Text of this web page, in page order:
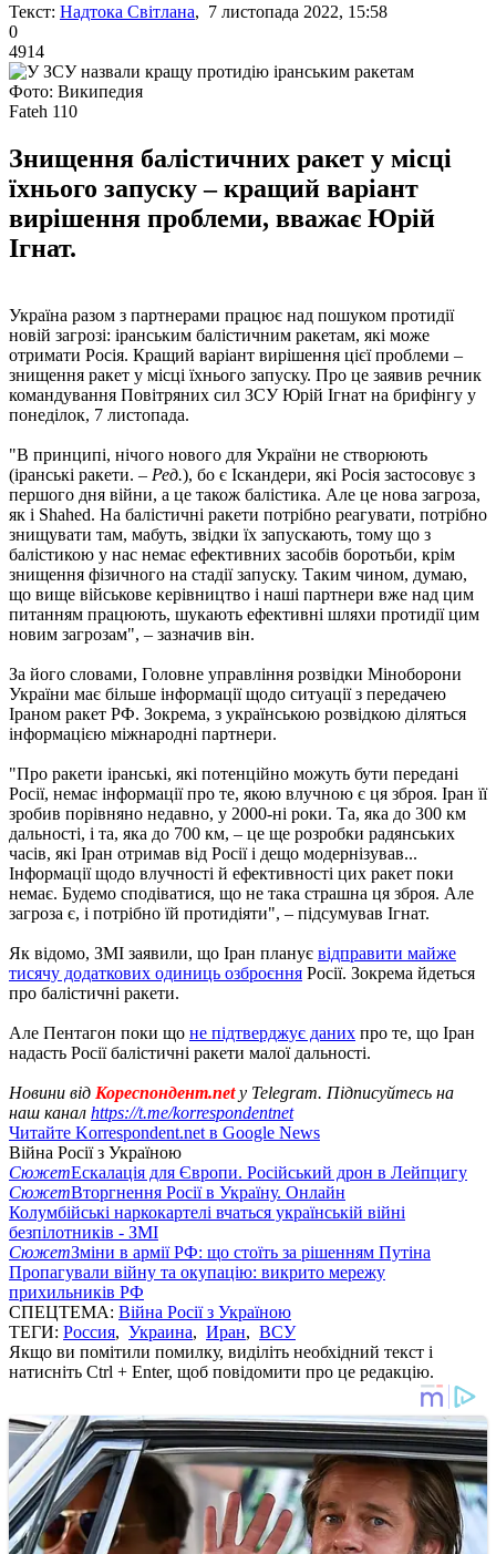
Текст: Надтока Світлана, 7 листопада 2022, 15:58
0
4914
Фото: Википедия
Fateh 110
Знищення балістичних ракет у місці
їхнього запуску – кращий варіант
вирішення проблеми, вважає Юрій
Ігнат.
Україна разом з партнерами працює над пошуком протидії
новій загрозі: іранським балістичним ракетам, які може
отримати Росія. Кращий варіант вирішення цієї проблеми –
знищення ракет у місці їхнього запуску. Про це заявив речник
командування Повітряних сил ЗСУ Юрій Ігнат на брифінгу у
понеділок, 7 листопада.
"В принципі, нічого нового для України не створюють
(іранські ракети. – Ред.), бо є Іскандери, які Росія застосовує з
першого дня війни, а це також балістика. Але це нова загроза,
як і Shahed. На балістичні ракети потрібно реагувати, потрібно
знищувати там, мабуть, звідки їх запускають, тому що з
балістикою у нас немає ефективних засобів боротьби, крім
знищення фізичного на стадії запуску. Таким чином, думаю,
що вище військове керівництво і наші партнери вже над цим
питанням працюють, шукають ефективні шляхи протидії цим
новим загрозам", – зазначив він.
За його словами, Головне управління розвідки Міноборони
України має більше інформації щодо ситуації з передачею
Іраном ракет РФ. Зокрема, з українською розвідкою діляться
інформацією міжнародні партнери.
"Про ракети іранські, які потенційно можуть бути передані
Росії, немає інформації про те, якою влучною є ця зброя. Іран її
зробив порівняно недавно, у 2000-ні роки. Та, яка до 300 км
дальності, і та, яка до 700 км, – це ще розробки радянських
часів, які Іран отримав від Росії і дещо модернізував...
Інформації щодо влучності й ефективності цих ракет поки
немає. Будемо сподіватися, що не така страшна ця зброя. Але
загроза є, і потрібно їй протидіяти", – підсумував Ігнат.
Як відомо, ЗМІ заявили, що Іран планує відправити майже
тисячу додаткових одиниць озброєння Росії. Зокрема йдеться
про балістичні ракети.
Але Пентагон поки що не підтверджує даних про те, що Іран
надасть Росії балістичні ракети малої дальності.
Новини від Кореспондент.netу Telegram. Підписуйтесь на
наш канал https://t.me/korrespondentnet
Читайте Korrespondent.net в Google News
Війна Росії з Україною
СюжетЕскалація для Європи. Російський дрон в Лейпцигу
СюжетВторгнення Росії в Україну. Онлайн
Колумбійські наркокартелі вчаться українській війні
безпілотників - ЗМІ
СюжетЗміни в армії РФ: що стоїть за рішенням Путіна
Пропагували війну та окупацію: викрито мережу
прихильників РФ
СПЕЦТЕМА: Війна Росії з Україною
ТЕГИ: Россия, Украина, Иран, ВСУ
Якщо ви помітили помилку, виділіть необхідний текст і
натисніть Ctrl + Enter, щоб повідомити про це редакцію.